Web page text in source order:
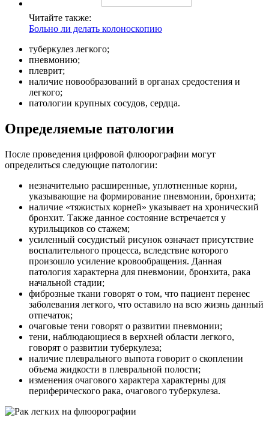
Читайте также:
Больно ли делать колоноскопию
туберкулез легкого;
пневмонию;
плеврит;
наличие новообразований в органах средостения и
легкого;
патологии крупных сосудов, сердца.
Определяемые патологии
После проведения цифровой флюорографии могут
определиться следующие патологии:
незначительно расширенные, уплотненные корни,
указывающие на формирование пневмонии, бронхита;
наличие «тяжистых корней» указывает на хронический
бронхит. Также данное состояние встречается у
курильщиков со стажем;
усиленный сосудистый рисунок означает присутствие
воспалительного процесса, вследствие которого
произошло усиление кровообращения. Данная
патология характерна для пневмонии, бронхита, рака
начальной стадии;
фиброзные ткани говорят о том, что пациент перенес
заболевания легкого, что оставило на всю жизнь данный
отпечаток;
очаговые тени говорят о развитии пневмонии;
тени, наблюдающиеся в верхней области легкого,
говорят о развитии туберкулеза;
наличие плеврального выпота говорит о скоплении
объема жидкости в плевральной полости;
изменения очагового характера характерны для
периферического рака, очагового туберкулеза.